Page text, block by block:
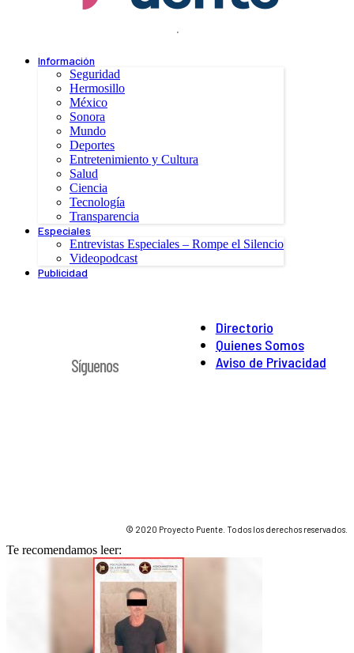
.
Información
Seguridad
Hermosillo
México
Sonora
Mundo
Deportes
Entretenimiento y Cultura
Salud
Ciencia
Tecnología
Transparencia
Especiales
Entrevistas Especiales – Rompe el Silencio
Videopodcast
Publicidad
Directorio
Quienes Somos
Aviso de Privacidad
Síguenos
© 2020 Proyecto Puente. Todos los derechos reservados.
Te recomendamos leer: